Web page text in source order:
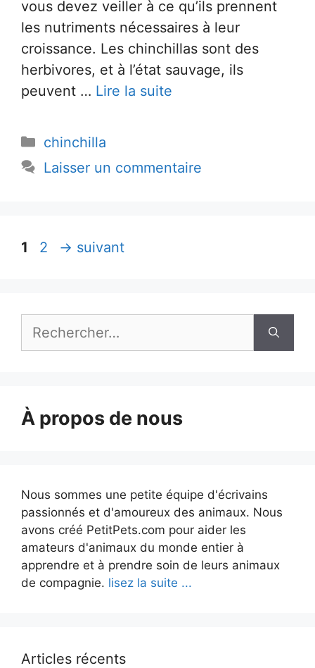
vous devez veiller à ce qu’ils prennent
les nutriments nécessaires à leur
croissance. Les chinchillas sont des
herbivores, et à l’état sauvage, ils
peuvent … Lire la suite
Catégories
chinchilla
Laisser un commentaire
Page
1 Page
2 → suivant
À propos de nous
Nous sommes une petite équipe d'écrivains
passionnés et d'amoureux des animaux. Nous
avons créé PetitPets.com pour aider les
amateurs d'animaux du monde entier à
apprendre et à prendre soin de leurs animaux
de compagnie. lisez la suite ...
Articles récents